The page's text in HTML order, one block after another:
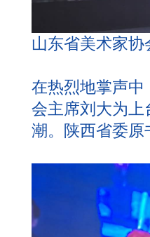
山东省美术家
在热烈地掌声
会主席刘大为
潮。陕西省委